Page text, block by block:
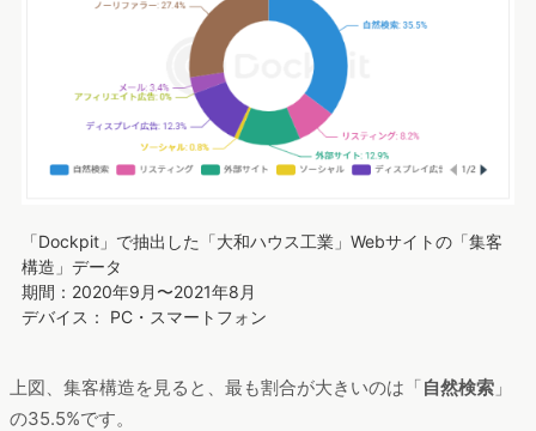
「Dockpit」で抽出した「大和ハウス工業」Webサイトの「集客
構造」データ
期間：2020年9月〜2021年8月
デバイス： PC・スマートフォン
上図、集客構造を見ると、最も割合が大きいのは「自然検索 」
の35.5%です。